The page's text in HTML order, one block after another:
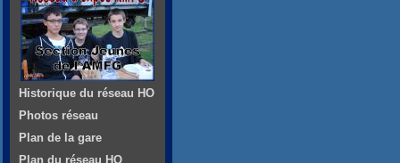
Historique du réseau HO
Photos réseau
Plan de la gare
Plan du réseau HO